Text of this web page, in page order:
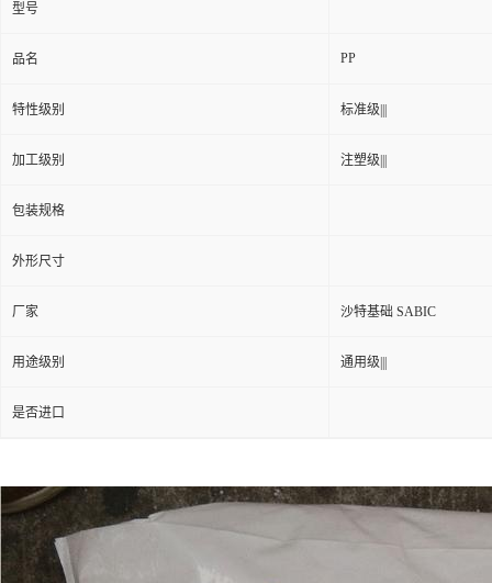
型号
品名 PP
特性级别 标准级|||
加工级别 注塑级|||
包装规格
外形尺寸
厂家 沙特基础 SABIC
用途级别 通用级|||
是否进口